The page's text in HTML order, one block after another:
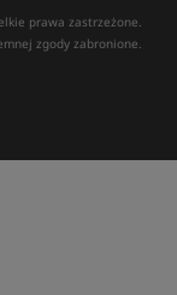
prawa zastrzeżone.
zgody zabronione.